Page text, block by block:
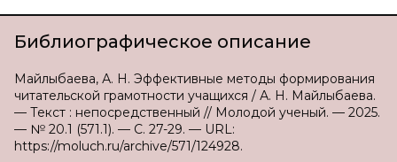
Библиографическое описание
Майлыбаева, А. Н. Эффективные методы формирования
читательской грамотности учащихся / А. Н. Майлыбаева.
— Текст : непосредственный // Молодой ученый. — 2025.
— № 20.1 (571.1). — С. 27-29. — URL:
https://moluch.ru/archive/571/124928.